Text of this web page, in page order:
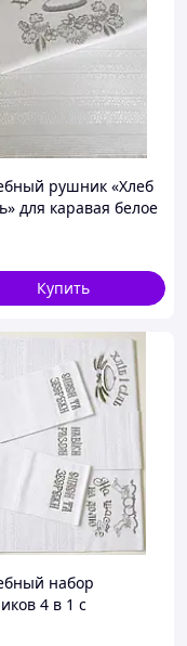
рушник «Хлеб
для каравая белое
новобрачных
Купить
набор
4 в 1 с